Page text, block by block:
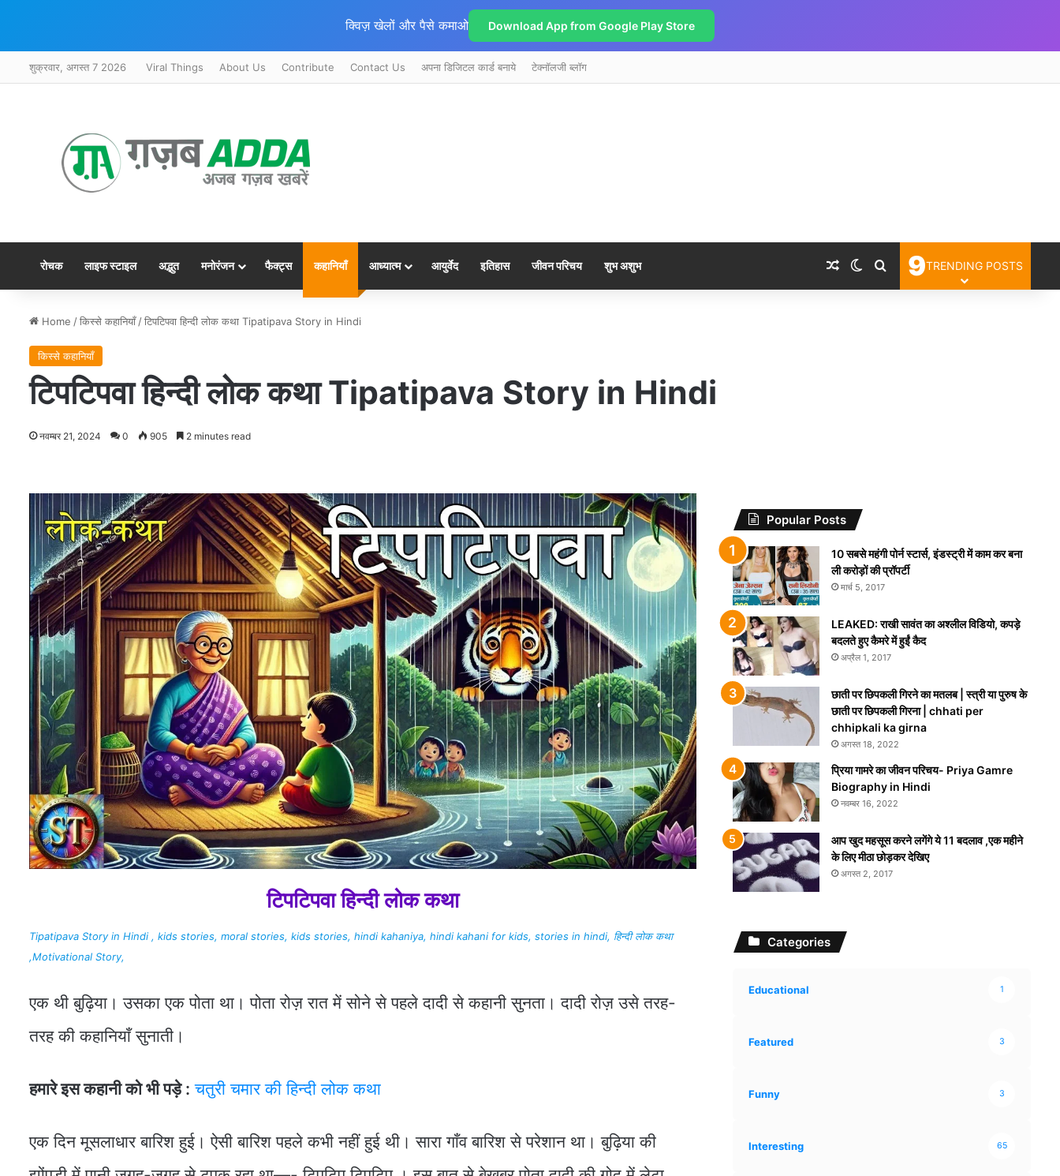
क्विज़ खेलों और पैसे कमाओ Download App from Google Play Store
शुक्रवार, अगस्त 7 2026 Viral Things About Us Contribute Contact Us अपना डिजिटल कार्ड बनाये टेक्नॉलजी ब्लॉग
रोचक लाइफ स्टाइल अद्भुत मनोरंजन फैक्ट्स कहानियाँ आध्यात्म आयुर्वेद इतिहास जीवन परिचय शुभ अशुभ Random Article
Switch skin
Search for
9TRENDING POSTS
Home /किस्से कहानियाँ /टिपटिपवा हिन्दी लोक कथा Tipatipava Story in Hindi
किस्से कहानियाँ
टिपटिपवा हिन्दी लोक कथा Tipatipava Story in Hindi
नवम्बर 21, 2024 0 905 2 minutes read
टिपटिपवा हिन्दी लोक कथा
Tipatipava Story in Hindi , kids stories, moral stories, kids stories, hindi kahaniya, hindi kahani for kids, stories in hindi, हिन्दी लोक कथा
,Motivational Story,
एक थी बुढ़िया। उसका एक पोता था। पोता रोज़ रात में सोने से पहले दादी से कहानी सुनता। दादी रोज़ उसे तरह-
तरह की कहानियाँ सुनाती।
हमारे इस कहानी को भी पड़े : चतुरी चमार की हिन्दी लोक कथा
एक दिन मूसलाधार बारिश हुई। ऐसी बारिश पहले कभी नहीं हुई थी। सारा गाँव बारिश से परेशान था। बुढ़िया की
Popular Posts
10 सबसे महंगी पोर्न स्टार्स, इंडस्ट्री में काम कर बना
ली करोड़ों की प्रॉपर्टी
मार्च 5, 2017
LEAKED: राखी सावंत का अश्लील विडियो, कपड़े
बदलते हुए कैमरे में हुईं कैद
अप्रैल 1, 2017
छाती पर छिपकली गिरने का मतलब | स्त्री या पुरुष के
छाती पर छिपकली गिरना | chhati per
chhipkali ka girna
अगस्त 18, 2022
प्रिया गामरे का जीवन परिचय- Priya Gamre
Biography in Hindi
नवम्बर 16, 2022
आप खुद महसूस करने लगेंगे ये 11 बदलाव ,एक महीने
के लिए मीठा छोड़कर देखिए
अगस्त 2, 2017
Categories
Educational 1
Featured 3
Funny 3
Interesting 65